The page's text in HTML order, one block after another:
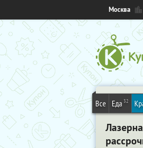
Москва
Все Еда 32